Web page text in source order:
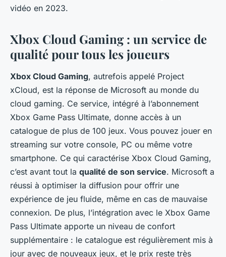
vidéo en 2023.
Xbox Cloud Gaming : un service de
qualité pour tous les joueurs
Xbox Cloud Gaming, autrefois appelé Project
xCloud, est la réponse de Microsoft au monde du
cloud gaming. Ce service, intégré à l’abonnement
Xbox Game Pass Ultimate, donne accès à un
catalogue de plus de 100 jeux. Vous pouvez jouer en
streaming sur votre console, PC ou même votre
smartphone. Ce qui caractérise Xbox Cloud Gaming,
c’est avant tout la qualité de son service. Microsoft a
réussi à optimiser la diffusion pour offrir une
expérience de jeu fluide, même en cas de mauvaise
connexion. De plus, l’intégration avec le Xbox Game
Pass Ultimate apporte un niveau de confort
supplémentaire : le catalogue est régulièrement mis à
jour avec de nouveaux jeux, et le prix reste très